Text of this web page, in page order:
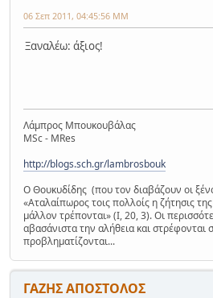
06 Σεπ 2011, 04:45:56 ΜΜ
Ξαναλέω: άξιος!
Λάμπρος Μπουκουβάλας
MSc - MRes
http://blogs.sch.gr/lambrosbouk
Ο Θουκυδίδης (που τον διαβάζουν οι
«Αταλαίπωρος τοις πολλοίς η ζήτησις
μάλλον τρέπονται» (Ι, 20, 3). Οι
αβασάνιστα την αλήθεια και στρέφονται
προβληματίζονται...
ΓΑΖΗΣ ΑΠΟΣΤΟΛΟΣ